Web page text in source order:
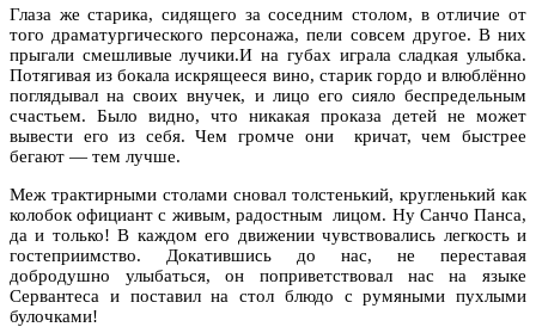
Глаза же старика, сидящего за соседним столом, в отличие от
того драматургического персонажа, пели совсем другое. В них
прыгали смешливые лучики.И на губах играла сладкая улыбка.
Потягивая из бокала искрящееся вино, старик гордо и влюблённо
поглядывал на своих внучек, и лицо его сияло беспредельным
счастьем. Было видно, что никакая проказа детей не может
вывести его из себя. Чем громче они кричат, чем быстрее
бегают — тем лучше.
Меж трактирными столами сновал толстенький, кругленький как
колобок официант с живым, радостным лицом. Ну Санчо Панса,
да и только! В каждом его движении чувствовались легкость и
гостеприимство. Докатившись до нас, не переставая
добродушно улыбаться, он поприветствовал нас на языке
Сервантеса и поставил на стол блюдо с румяными пухлыми
булочками!